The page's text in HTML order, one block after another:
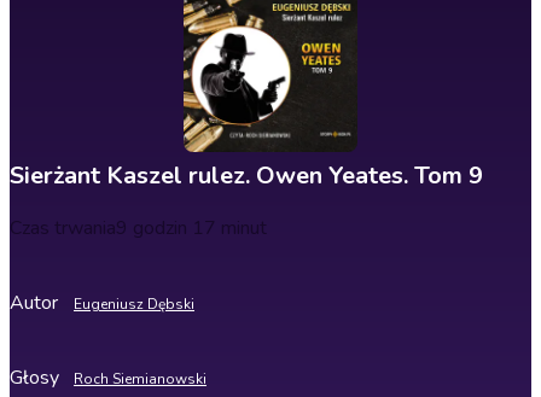
Sierżant Kaszel rulez. Owen Yeates. Tom 9
Czas trwania9 godzin 17 minut
Autor Eugeniusz Dębski
Głosy Roch Siemianowski